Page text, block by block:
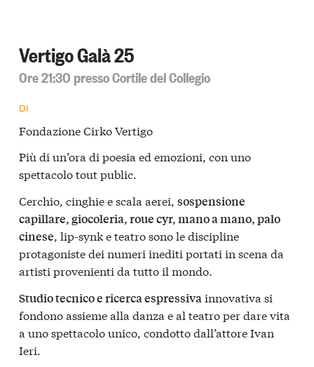
Vertigo Galà 25
Ore 21:30 presso Cortile del Collegio
DI
Fondazione Cirko Vertigo
Più di un’ora di poesia ed emozioni, con uno
spettacolo tout public.
Cerchio, cinghie e scala aerei, sospensione
capillare, giocoleria, roue cyr, mano a mano, palo
cinese, lip-synk e teatro sono le discipline
protagoniste dei numeri inediti portati in scena da
artisti provenienti da tutto il mondo.
Studio tecnico e ricerca espressiva innovativa si
fondono assieme alla danza e al teatro per dare vita
a uno spettacolo unico, condotto dall’attore Ivan
Ieri.